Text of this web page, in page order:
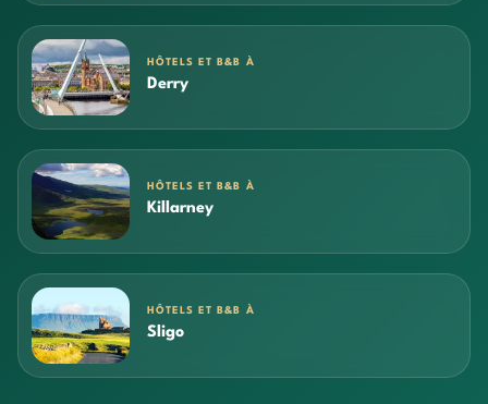
HÔTELS ET B&B À
Derry
HÔTELS ET B&B À
Killarney
HÔTELS ET B&B À
Sligo